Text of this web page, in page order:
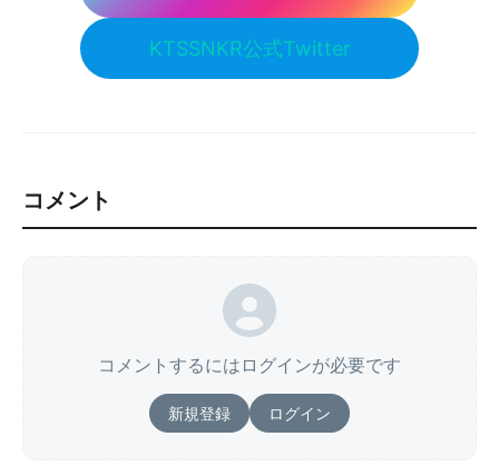
KTSSNKR公式Twitter
コメント
コメントするにはログインが必要です
新規登録 ログイン